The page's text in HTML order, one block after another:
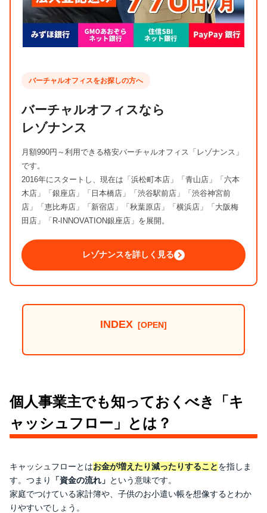
バーチャルオフィスをお探しの方へ
バーチャルオフィスなら
レゾナンス
月額990円～利用できる格安バーチャルオフィス「レゾナンス」
です。
2016年にスタートし、現在は「浜松町本店」「青山店」「六本
木店」「銀座店」「日本橋店」「渋谷駅前店」「渋谷神宮前
店」「恵比寿店」「新宿店」「秋葉原店」「横浜店」「大阪梅
田店」「R-INNOVATION銀座店」を展開。
レゾナンスを詳しく見る
INDEX
個人事業主でも知っておくべき「キ
ャッシュフロー」とは？
キャッシュフローとはお金が増えたり減ったりすることを指しま
す。つまり
「資金の流れ」 という意味です。
家庭でつけている家計簿や、子供のお小遣い帳を想像するとわか
りやすいでしょう。